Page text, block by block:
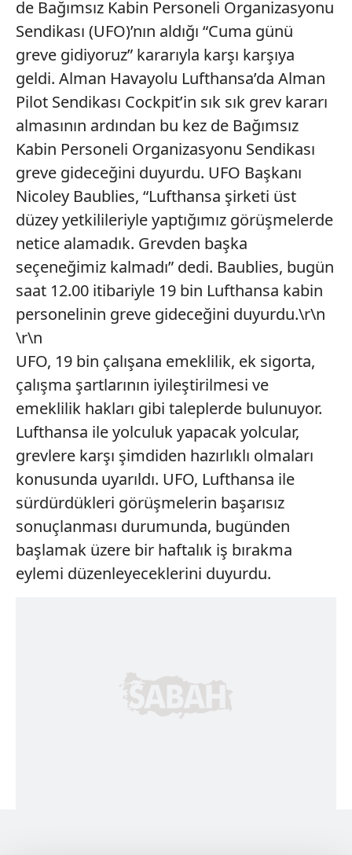
de Bağımsız Kabin Personeli Organizasyonu
Sendikası (UFO)’nın aldığı “Cuma günü
greve gidiyoruz” kararıyla karşı karşıya
geldi. Alman Havayolu Lufthansa’da Alman
Pilot Sendikası Cockpit’in sık sık grev kararı
almasının ardından bu kez de Bağımsız
Kabin Personeli Organizasyonu Sendikası
greve gideceğini duyurdu. UFO Başkanı
Nicoley Baublies, “Lufthansa şirketi üst
düzey yetkilileriyle yaptığımız görüşmelerde
netice alamadık. Grevden başka
seçeneğimiz kalmadı” dedi. Baublies, bugün
saat 12.00 itibariyle 19 bin Lufthansa kabin
personelinin greve gideceğini duyurdu.\r\n
\r\n
UFO, 19 bin çalışana emeklilik, ek sigorta,
çalışma şartlarının iyileştirilmesi ve
emeklilik hakları gibi taleplerde bulunuyor.
Lufthansa ile yolculuk yapacak yolcular,
grevlere karşı şimdiden hazırlıklı olmaları
konusunda uyarıldı. UFO, Lufthansa ile
sürdürdükleri görüşmelerin başarısız
sonuçlanması durumunda, bugünden
başlamak üzere bir haftalık iş bırakma
eylemi düzenleyeceklerini duyurdu.